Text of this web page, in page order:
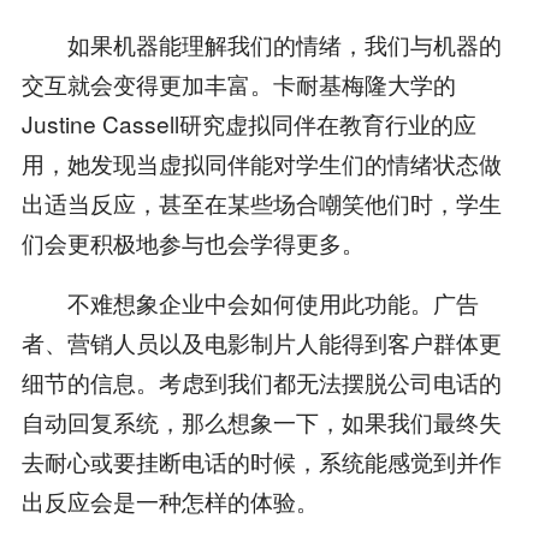
如果机器能理解我们的情绪，我们与机器的
交互就会变得更加丰富。卡耐基梅隆大学的
Justine Cassell研究虚拟同伴在教育行业的应
用，她发现当虚拟同伴能对学生们的情绪状态做
出适当反应，甚至在某些场合嘲笑他们时，学生
们会更积极地参与也会学得更多。
不难想象企业中会如何使用此功能。广告
者、营销人员以及电影制片人能得到客户群体更
细节的信息。考虑到我们都无法摆脱公司电话的
自动回复系统，那么想象一下，如果我们最终失
去耐心或要挂断电话的时候，系统能感觉到并作
出反应会是一种怎样的体验。